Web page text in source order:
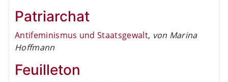
Patriarchat
Antifeminismus und Staatsgewalt, von Marina
Hoffmann
Feuilleton